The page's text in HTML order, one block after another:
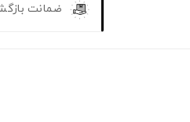
ضمانت